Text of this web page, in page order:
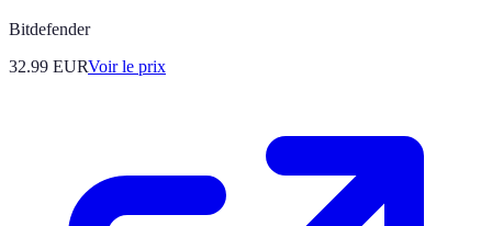
Bitdefender
32.99 EURVoir le prix